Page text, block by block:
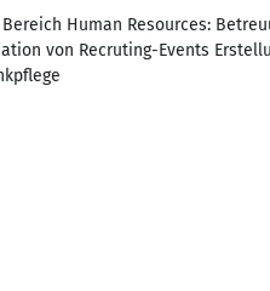
Human Resources:
von Recruting-Events